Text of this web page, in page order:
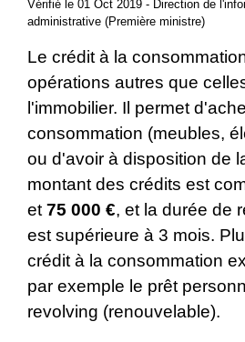
Vérifié le 01 Oct 2019 - Direction de
administrative (Première ministre)
Le crédit à la
opérations autres que
l'immobilier. Il permet
consommation (meubles,
ou d'avoir à disposition de
montant des crédits est
et 75 000 €, et la durée de
est supérieure à 3 mois.
crédit à la consommation
par exemple le prêt
revolving (renouvelable).